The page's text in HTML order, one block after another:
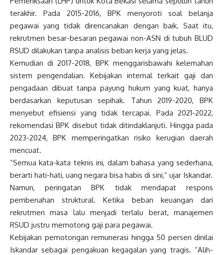
terakhir. Pada 2015-2016, BPK menyoroti soal belanja
pegawai yang tidak direncanakan dengan baik. Saat itu,
rekrutmen besar-besaran pegawai non-ASN di tubuh BLUD
RSUD dilakukan tanpa analisis beban kerja yang jelas.
Kemudian di 2017-2018, BPK menggarisbawahi kelemahan
sistem pengendalian. Kebijakan internal terkait gaji dan
pengadaan dibuat tanpa payung hukum yang kuat, hanya
berdasarkan keputusan sepihak. Tahun 2019-2020, BPK
menyebut efisiensi yang tidak tercapai. Pada 2021-2022,
rekomendasi BPK disebut tidak ditindaklanjuti. Hingga pada
2023-2024, BPK memperingatkan risiko kerugian daerah
mencuat.
“Semua kata-kata teknis ini, dalam bahasa yang sederhana,
berarti hati-hati, uang negara bisa habis di sini,” ujar Iskandar.
Namun, peringatan BPK tidak mendapat respons
pembenahan struktural. Ketika beban keuangan dari
rekrutmen masa lalu menjadi terlalu berat, manajemen
RSUD justru memotong gaji para pegawai.
Kebijakan pemotongan remunerasi hingga 50 persen dinilai
Iskandar sebagai pengakuan kegagalan yang tragis. “Alih-